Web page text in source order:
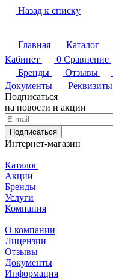
Назад к списку
Главная Каталог
Кабинет
0 Сравнение
Бренды
Отзывы
Документы
Реквизиты
Подписаться
на новости и акции
Подписаться
Интернет-магазин
Каталог
Акции
Бренды
Услуги
Компания
О компании
Лицензии
Отзывы
Документы
Информация